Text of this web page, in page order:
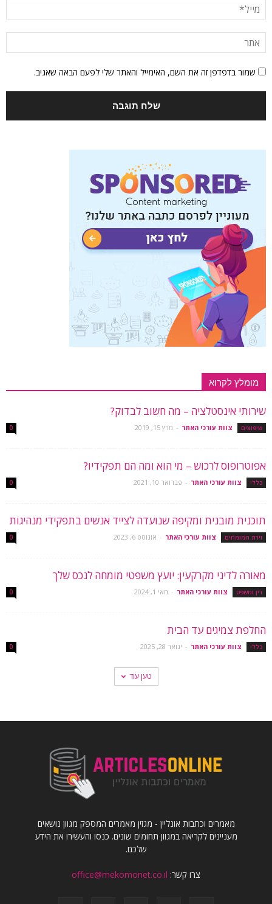
שמור בדפדפן זה את השם, האימייל והאתר שלי לפעם הבאה שאגיב.
מומלץ לקרוא
שירותי אינסטלציה – מה חשוב לבדוק?
שיפוצים צוות עורכי האתר - מרץ 15, 2019 0
אפוטרופוס לרכוש – מי הוא ומה הם תפקידיו?
כללי צוות עורכי האתר - פברואר 10, 2021 0
תוכנית מובנית ומקיפה שנועדה לצייד אנשים בתפקידי מנהיגות
זירת המומחים צוות עורכי האתר - אוגוסט 6, 2023 0
מאורה לדיני מקרקעין: יועץ משפטי מומחה לנכס שלך
דין ומשפט צוות עורכי האתר - מאי 1, 2024 0
החלפת צמיגים עד הבית
כללי צוות עורכי האתר - ינואר 28, 2025 0
טען עוד
מאמרים וכתבות אונליין - מגזין מאמרים המספק מגוון נושאים
מעניינים לקריאה במגוון תחומים שונים. כנסו והעשירו את הידע
שלכם.
צרו קשר: office@mekomonet.co.il